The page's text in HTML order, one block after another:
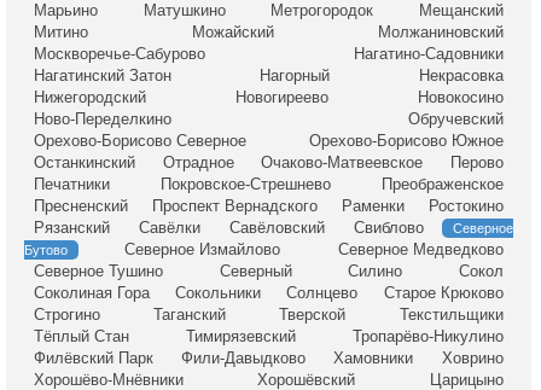
Марьино
Матушкино Метрогородок
Мещанский
Митино
Можайский
Молжаниновский
Москворечье-Сабурово
Нагатино-Садовники
Нагатинский Затон
Нагорный
Некрасовка
Нижегородский
Новогиреево
Новокосино
Ново-Переделкино
Обручевский
Орехово-Борисово Северное
Орехово-Борисово Южное
Останкинский
Отрадное Очаково-Матвеевское
Перово
Печатники
Покровское-Стрешнево
Преображенское
Пресненский
Проспект Вернадского Раменки
Ростокино
Рязанский
Савёлки Савёловский Свиблово
Северное
Бутово
Северное Измайлово
Северное Медведково
Северное Тушино
Северный Силино
Сокол
Соколиная Гора
Сокольники Солнцево
Старое Крюково
Строгино
Таганский Тверской
Текстильщики
Тёплый Стан
Тимирязевский
Тропарёво-Никулино
Филёвский Парк
Фили-Давыдково Хамовники
Ховрино
Хорошёво-Мнёвники
Хорошёвский
Царицыно